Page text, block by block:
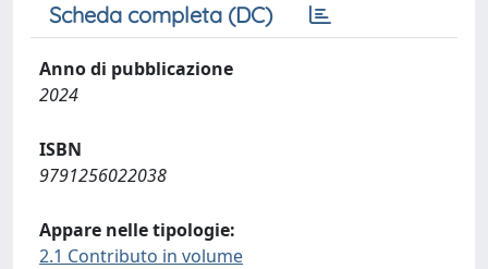
Scheda completa (DC)
Anno di pubblicazione
2024
ISBN
9791256022038
Appare nelle tipologie:
2.1 Contributo in volume